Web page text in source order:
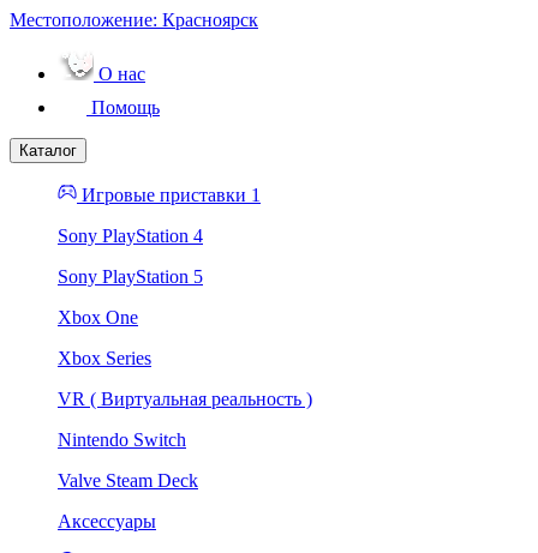
Местоположение: Красноярск
О нас
Помощь
Каталог
Игровые приставки 1
Sony PlayStation 4
Sony PlayStation 5
Xbox One
Xbox Series
VR ( Виртуальная реальность )
Nintendo Switch
Valve Steam Deck
Аксессуары